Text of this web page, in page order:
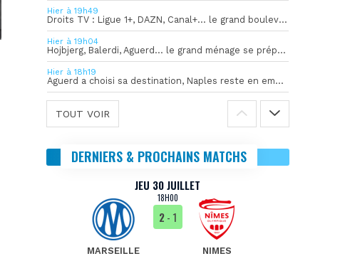
Hier à 19h49
Droits TV : Ligue 1+, DAZN, Canal+… le grand bouleversement
Hier à 19h04
Hojbjerg, Balerdi, Aguerd… le grand ménage se prépare
Hier à 18h19
Aguerd a choisi sa destination, Naples reste en embuscade
TOUT VOIR
DERNIERS & PROCHAINS MATCHS
JEU 30 JUILLET
18H00
MARSEILLE
2- 1
NIMES